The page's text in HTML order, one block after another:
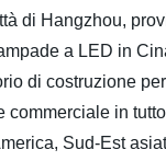
di Hangzhou,
a LED in
di costruzione
commerciale in
Sud-Est